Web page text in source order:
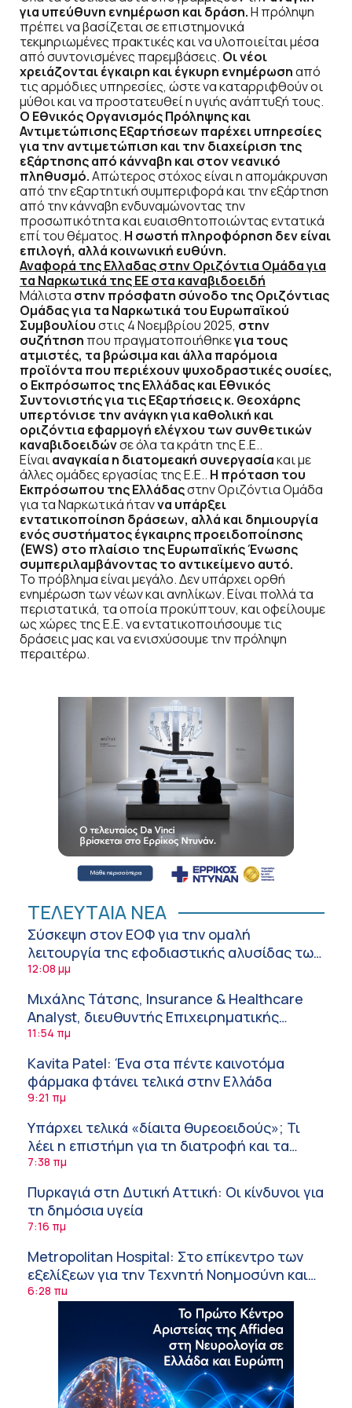
για υπεύθυνη ενημέρωση και δράση.Η πρόληψη
πρέπει να βασίζεται σε επιστημονικά
τεκμηριωμένες πρακτικές και να υλοποιείται μέσα
από συντονισμένες παρεμβάσεις. Οι νέοι
χρειάζονται έγκαιρη και έγκυρη ενημέρωσηαπό
τις αρμόδιες υπηρεσίες, ώστε να καταρριφθούν οι
μύθοι και να προστατευθεί η υγιής ανάπτυξή τους.
Ο Εθνικός Οργανισμός Πρόληψης και
Αντιμετώπισης Εξαρτήσεων παρέχει υπηρεσίες
για την αντιμετώπιση και την διαχείριση της
εξάρτησης από κάνναβη και στον νεανικό
πληθυσμό.Απώτερος στόχος είναι η απομάκρυνση
από την εξαρτητική συμπεριφορά και την εξάρτηση
από την κάνναβη ενδυναμώνοντας την
προσωπικότητα και ευαισθητοποιώντας εντατικά
επί του θέματος. Η σωστή πληροφόρηση δεν είναι
επιλογή, αλλά κοινωνική ευθύνη.
Αναφορά της Ελλαδας στην Οριζόντια Ομάδα για
τα Ναρκωτικά της ΕΕ στα καναβιδοειδή
Μάλιστα στην πρόσφατη σύνοδο της Οριζόντιας
Ομάδας για τα Ναρκωτικά του Ευρωπαϊκού
Συμβουλίουστις 4 Νοεμβρίου 2025, στην
συζήτηση που πραγματοποιήθηκεγια τους
ατμιστές, τα βρώσιμα και άλλα παρόμοια
προϊόντα που περιέχουν ψυχοδραστικές ουσίες,
ο Εκπρόσωπος της Ελλάδας και Εθνικός
Συντονιστής για τις Εξαρτήσεις κ. Θεοχάρης
υπερτόνισε την ανάγκη για καθολική και
οριζόντια εφαρμογή ελέγχου των συνθετικών
καναβιδοειδώνσε όλα τα κράτη της Ε.Ε..
Είναιαναγκαία η διατομεακή συνεργασίακαι με
άλλες ομάδες εργασίας της Ε.Ε.. Η πρόταση του
Εκπρόσωπου της Ελλάδαςστην Οριζόντια Ομάδα
για τα Ναρκωτικά ήταννα υπάρξει
εντατικοποίηση δράσεων, αλλά και δημιουργία
ενός συστήματος έγκαιρης προειδοποίησης
(EWS) στο πλαίσιο της Ευρωπαϊκής Ένωσης
συμπεριλαμβάνοντας το αντικείμενο αυτό.
Το πρόβλημα είναι μεγάλο. Δεν υπάρχει ορθή
ενημέρωση των νέων και ανηλίκων. Είναι πολλά τα
περιστατικά, τα οποία προκύπτουν, και οφείλουμε
ως χώρες της Ε.Ε. να εντατικοποιήσουμε τις
δράσεις μας και να ενισχύσουμε την πρόληψη
περαιτέρω.
ΤΕΛΕΥΤΑΙΑ ΝΕΑ
Σύσκεψη στον ΕΟΦ για την ομαλή
λειτουργία της εφοδιαστικής αλυσίδας των
φαρμάκων στη διάρκεια του καλοκαιριού
12:08 μμ
Μιχάλης Τάτσης, Insurance & Healthcare
Analyst, διευθυντής Επιχειρηματικής
Ανάπτυξης Ομίλου HHG
11:54 πμ
Kavita Patel: Ένα στα πέντε καινοτόμα
φάρμακα φτάνει τελικά στην Ελλάδα
9:21 πμ
Υπάρχει τελικά «δίαιτα θυρεοειδούς»; Τι
λέει η επιστήμη για τη διατροφή και τα
συμπληρώματα
7:38 πμ
Πυρκαγιά στη Δυτική Αττική: Οι κίνδυνοι για
τη δημόσια υγεία
7:16 πμ
Metropolitan Hospital: Στο επίκεντρο των
εξελίξεων για την Τεχνητή Νοημοσύνη και
την Ογκολογία
6:28 πμ
Παύλος Γιαννακόπουλος – ΒΙΑΝΕΞ
Στέλιος Λιανός – INTERAMERICAN / Αθηναϊκή
Γενική Κλινική
5:17 πμ